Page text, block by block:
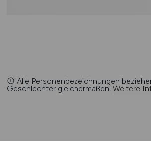
Alle Personenbezeichnungen
Geschlechter gleichermaßen. Weitere